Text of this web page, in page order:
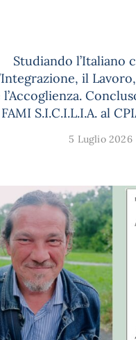
Studiando l’Italiano
il
l’Accoglienza.
FAMI S.I.C.I.L.I.A. al
5 Luglio 2026